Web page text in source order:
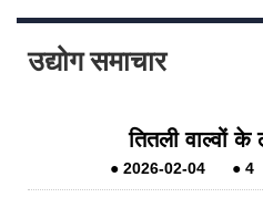
उद्योग समाचार
तितली वाल्वों के
● 2026-02-04 ● 4